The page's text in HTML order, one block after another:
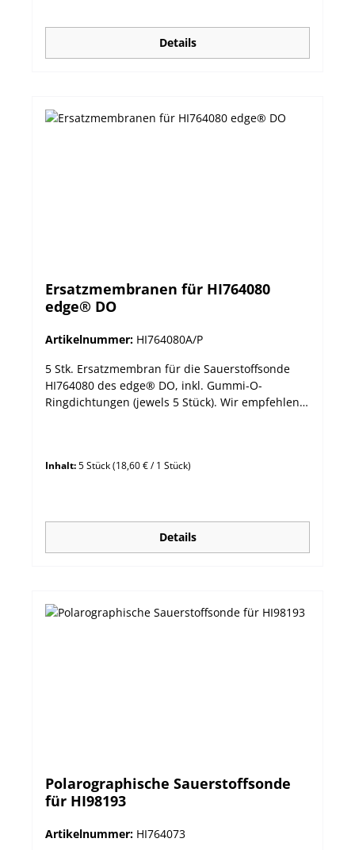
Details
Ersatzmembranen für HI764080
edge® DO
Artikelnummer: HI764080A/P
5 Stk. Ersatzmembran für die Sauerstoffsonde
HI764080 des edge® DO, inkl. Gummi-O-
Ringdichtungen (jewels 5 Stück). Wir empfehlen
Inhalt:5 Stück(18,60 € / 1 Stück)
Details
Polarographische Sauerstoffsonde
für HI98193
Artikelnummer: HI764073